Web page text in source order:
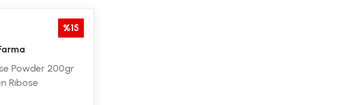
%15
Powder 200gr
Ribose